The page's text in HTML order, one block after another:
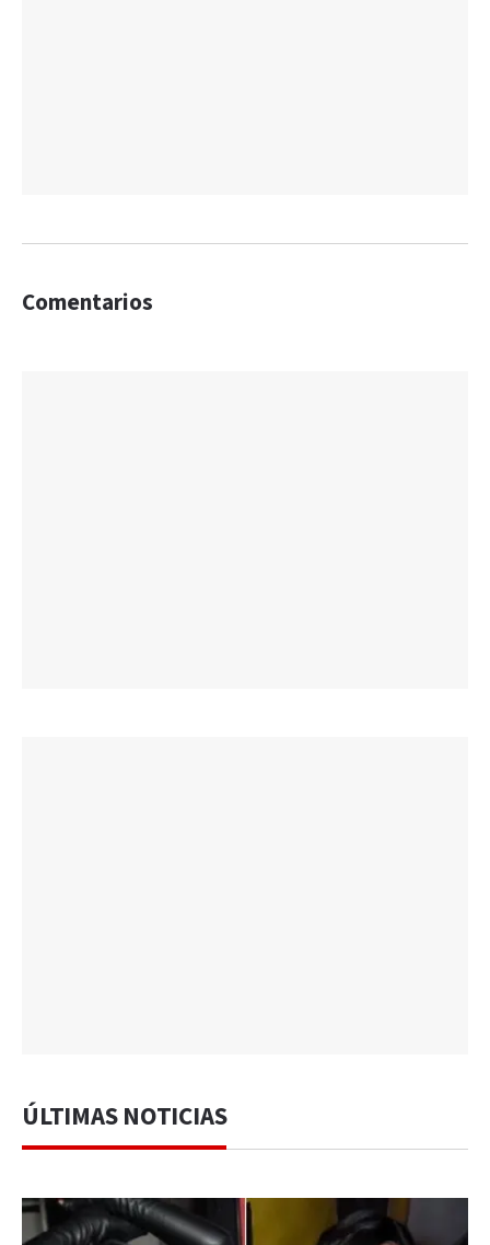
Comentarios
ÚLTIMAS NOTICIAS